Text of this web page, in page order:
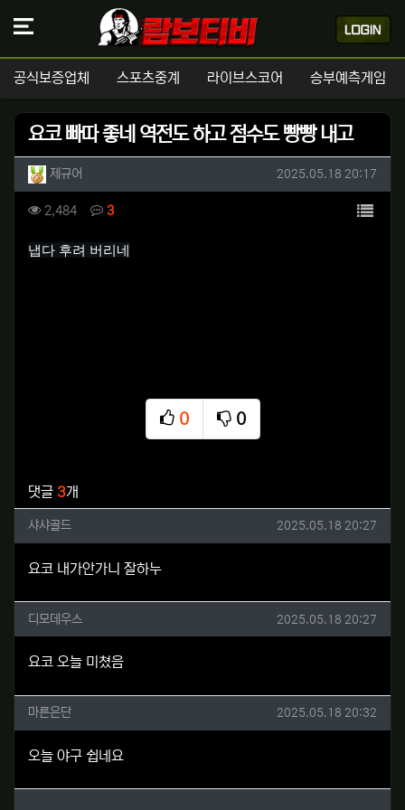
공식보증업체 스포츠중계 라이브스코어 승부예측게임
요코 빠따 좋네 역전도 하고 점수도 빵빵 내고
작성자 정보
제규어 작성일
2025.05.18 20:17
컨텐츠 정보
2,484조회 3댓글 목록
본문
냅다 후려 버리네
0
추천
0
비추천
댓글 3개
샤샤골드님의 댓글
샤샤골드 작성일
2025.05.18 20:27
요코 내가안가니 잘하누
디모데우스님의 댓글
디모데우스 작성일
2025.05.18 20:27
요코 오늘 미쳤음
마른은단님의 댓글
마른은단 작성일
2025.05.18 20:32
오늘 야구 쉽네요